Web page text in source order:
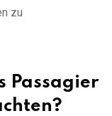
zu
Passagier